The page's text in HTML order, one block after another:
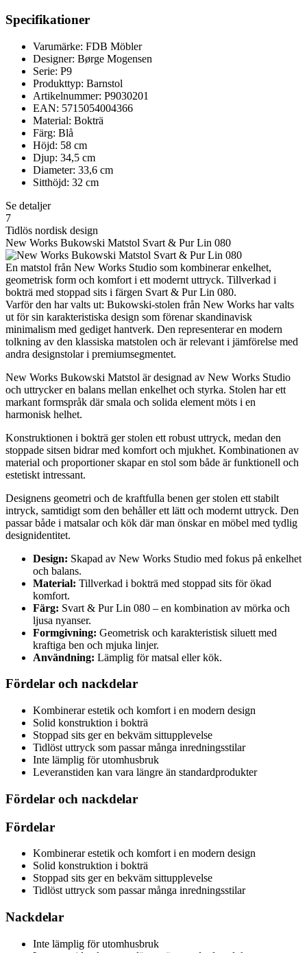
Specifikationer
Varumärke: FDB Möbler
Designer: Børge Mogensen
Serie: P9
Produkttyp: Barnstol
Artikelnummer: P9030201
EAN: 5715054004366
Material: Bokträ
Färg: Blå
Höjd: 58 cm
Djup: 34,5 cm
Diameter: 33,6 cm
Sitthöjd: 32 cm
Se detaljer
7
Tidlös nordisk design
New Works Bukowski Matstol Svart & Pur Lin 080
En matstol från New Works Studio som kombinerar enkelhet,
geometrisk form och komfort i ett modernt uttryck. Tillverkad i
bokträ med stoppad sits i färgen Svart & Pur Lin 080.
Varför den har valts ut: Bukowski-stolen från New Works har valts
ut för sin karakteristiska design som förenar skandinavisk
minimalism med gediget hantverk. Den representerar en modern
tolkning av den klassiska matstolen och är relevant i jämförelse med
andra designstolar i premiumsegmentet.
New Works Bukowski Matstol är designad av New Works Studio
och uttrycker en balans mellan enkelhet och styrka. Stolen har ett
markant formspråk där smala och solida element möts i en
harmonisk helhet.
Konstruktionen i bokträ ger stolen ett robust uttryck, medan den
stoppade sitsen bidrar med komfort och mjukhet. Kombinationen av
material och proportioner skapar en stol som både är funktionell och
estetiskt intressant.
Designens geometri och de kraftfulla benen ger stolen ett stabilt
intryck, samtidigt som den behåller ett lätt och modernt uttryck. Den
passar både i matsalar och kök där man önskar en möbel med tydlig
designidentitet.
Design: Skapad av New Works Studio med fokus på enkelhet
och balans.
Material: Tillverkad i bokträ med stoppad sits för ökad
komfort.
Färg: Svart & Pur Lin 080 – en kombination av mörka och
ljusa nyanser.
Formgivning: Geometrisk och karakteristisk siluett med
kraftiga ben och mjuka linjer.
Användning: Lämplig för matsal eller kök.
Fördelar och nackdelar
Kombinerar estetik och komfort i en modern design
Solid konstruktion i bokträ
Stoppad sits ger en bekväm sittupplevelse
Tidlöst uttryck som passar många inredningsstilar
Inte lämplig för utomhusbruk
Leveranstiden kan vara längre än standardprodukter
Fördelar och nackdelar
Fördelar
Kombinerar estetik och komfort i en modern design
Solid konstruktion i bokträ
Stoppad sits ger en bekväm sittupplevelse
Tidlöst uttryck som passar många inredningsstilar
Nackdelar
Inte lämplig för utomhusbruk